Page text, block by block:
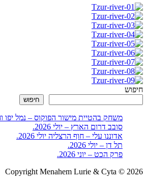
חיפוש
חיפוש
משחק בהטיית מישור הפוקוס – נמל יפו
סובב דרום הארץ – יולי 2026.
אדוננו עלי – חוף הרצליה יולי 2026.
תל דן – יולי 2026.
פרק הכט – יוני 2026.
Copyright Menahem Lurie & Cyta © 2026